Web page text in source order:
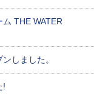
ム THE WATER
しました。
!